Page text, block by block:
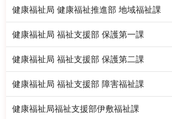
健康福祉局 健康福祉推進部 地域福祉課
健康福祉局 福祉支援部 保護第一課
健康福祉局 福祉支援部 保護第二課
健康福祉局 福祉支援部 障害福祉課
健康福祉局福祉支援部伊敷福祉課